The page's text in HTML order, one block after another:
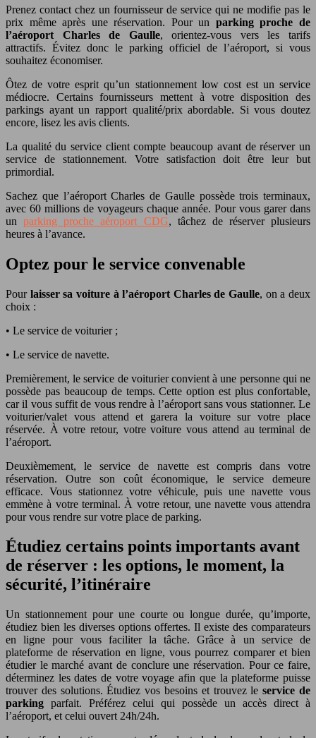
Prenez contact chez un fournisseur de service qui ne modifie pas le
prix même après une réservation. Pour un parking proche de
l’aéroport Charles de Gaulle, orientez-vous vers les tarifs
attractifs. Évitez donc le parking officiel de l’aéroport, si vous
souhaitez économiser.
Ôtez de votre esprit qu’un stationnement low cost est un service
médiocre. Certains fournisseurs mettent à votre disposition des
parkings ayant un rapport qualité/prix abordable. Si vous doutez
encore, lisez les avis clients.
La qualité du service client compte beaucoup avant de réserver un
service de stationnement. Votre satisfaction doit être leur but
primordial.
Sachez que l’aéroport Charles de Gaulle possède trois terminaux,
avec 60 millions de voyageurs chaque année. Pour vous garer dans
unparking proche aéroport CDG, tâchez de réserver plusieurs
heures à l’avance.
Optez pour le service convenable
Pour laisser sa voiture à l’aéroport Charles de Gaulle, on a deux
choix :
• Le service de voiturier ;
• Le service de navette.
Premièrement, le service de voiturier convient à une personne qui ne
possède pas beaucoup de temps. Cette option est plus confortable,
car il vous suffit de vous rendre à l’aéroport sans vous stationner. Le
voiturier/valet vous attend et garera la voiture sur votre place
réservée. À votre retour, votre voiture vous attend au terminal de
l’aéroport.
Deuxièmement, le service de navette est compris dans votre
réservation. Outre son coût économique, le service demeure
efficace. Vous stationnez votre véhicule, puis une navette vous
emmène à votre terminal. À votre retour, une navette vous attendra
pour vous rendre sur votre place de parking.
Étudiez certains points importants avant
de réserver : les options, le moment, la
sécurité, l’itinéraire
Un stationnement pour une courte ou longue durée, qu’importe,
étudiez bien les diverses options offertes. Il existe des comparateurs
en ligne pour vous faciliter la tâche. Grâce à un service de
plateforme de réservation en ligne, vous pourrez comparer et bien
étudier le marché avant de conclure une réservation. Pour ce faire,
déterminez les dates de votre voyage afin que la plateforme puisse
trouver des solutions. Étudiez vos besoins et trouvez leservice de
parking parfait. Préférez celui qui possède un accès direct à
l’aéroport, et celui ouvert 24h/24h.